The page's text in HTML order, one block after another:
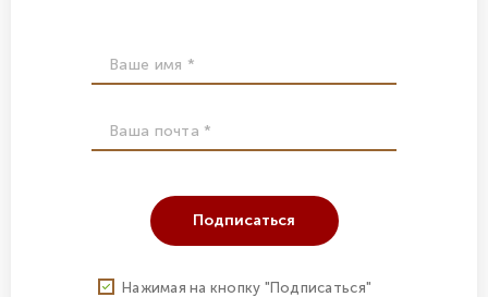
Подписаться
Нажимая на кнопку "Подписаться"